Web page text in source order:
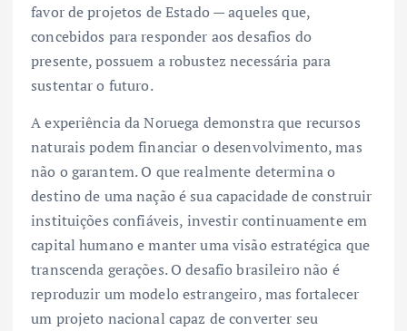
favor de projetos de Estado — aqueles que,
concebidos para responder aos desafios do
presente, possuem a robustez necessária para
sustentar o futuro.
A experiência da Noruega demonstra que recursos
naturais podem financiar o desenvolvimento, mas
não o garantem. O que realmente determina o
destino de uma nação é sua capacidade de construir
instituições confiáveis, investir continuamente em
capital humano e manter uma visão estratégica que
transcenda gerações. O desafio brasileiro não é
reproduzir um modelo estrangeiro, mas fortalecer
um projeto nacional capaz de converter seu